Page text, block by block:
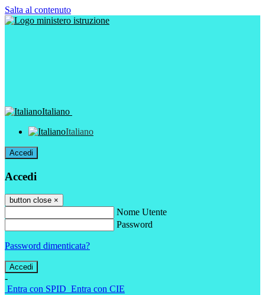
Salta al contenuto
Italiano
Italiano
Accedi
Accedi
button close ×
Nome Utente
Password
Password dimenticata?
-
Entra con SPID Entra con CIE